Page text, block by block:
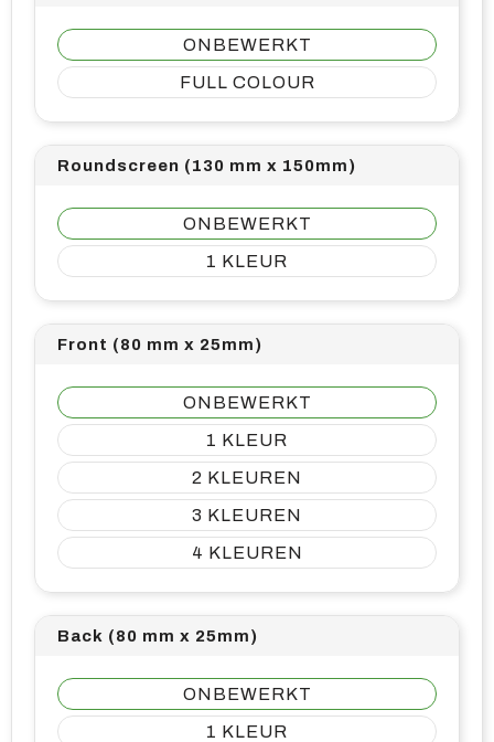
ONBEWERKT
FULL COLOUR
Roundscreen (130 mm x 150mm)
ONBEWERKT
1
Front (80 mm x 25mm)
ONBEWERKT
1
2
3
4
Back (80 mm x 25mm)
ONBEWERKT
1